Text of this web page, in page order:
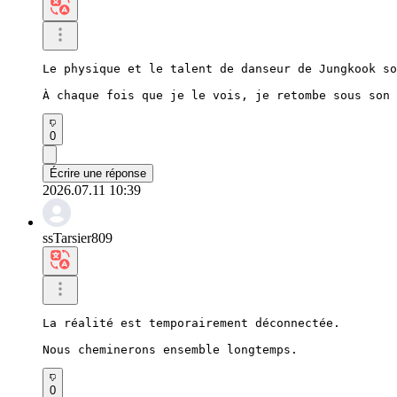
Le physique et le talent de danseur de Jungkook
À chaque fois que je le vois, je retombe sous son
0
Écrire une réponse
2026.07.11 10:39
ssTarsier809
La réalité est temporairement déconnectée.
Nous cheminerons ensemble longtemps.
0